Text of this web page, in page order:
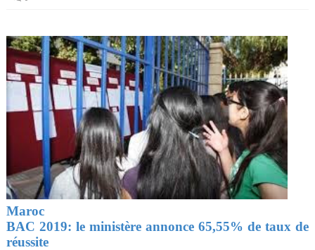
Maroc
BAC 2019: le ministèreannonce 65,55% de taux de
réussite